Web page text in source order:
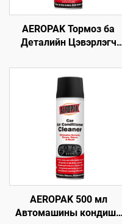
AEROPAK Тормоз ба
Деталийн Цэвэрлэгч
Секунд хугацаанд
Цэвэрлэнэ Тормозын
Хувьд
AEROPAK 500 мл
Автомашины кондишн